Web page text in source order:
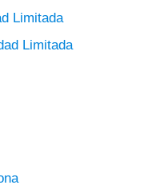
Limitada
Limitada